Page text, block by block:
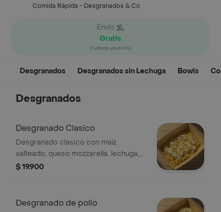
Comida Rápida - Desgranados & Co
Envío
Gratis
(nuevos usuarios)
Desgranados Desgranados sin Lechuga Bowls
Desgranados
Desgranado Clasico
Desgranado clasico con maíz
salteado, queso mozzarella, lechuga,
alioli y papa ripio.
$ 19.900
Desgranado de pollo